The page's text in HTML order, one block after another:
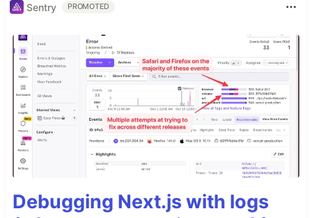
Sentry PROMOTED
Debugging Next.js with logs